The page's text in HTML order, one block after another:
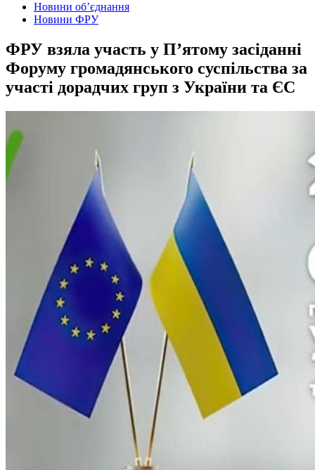
Новини об’єднання
Новини ФРУ
ФРУ взяла участь у П’ятому засіданні
Форуму громадянського суспільства за
участі дорадчих груп з України та ЄС